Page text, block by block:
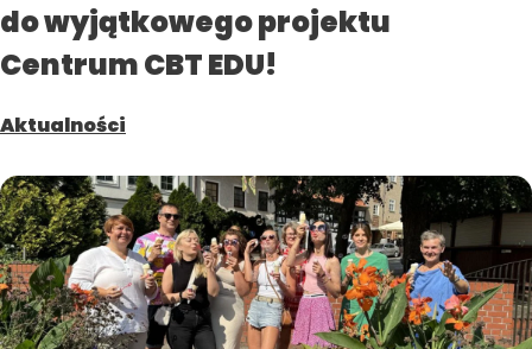
do wyjątkowego projektu
Centrum CBT EDU!
Aktualności